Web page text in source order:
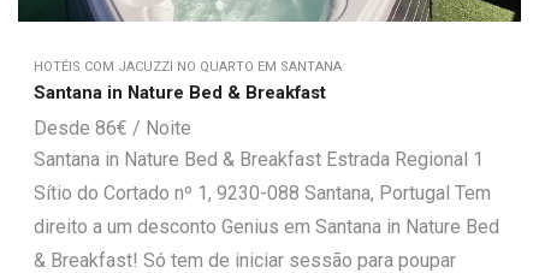
HOTÉIS COM JACUZZI NO QUARTO EM SANTANA
Santana in Nature Bed & Breakfast
86€
Santana in Nature Bed & Breakfast Estrada Regional 1
Sítio do Cortado nº 1, 9230-088 Santana, Portugal Tem
direito a um desconto Genius em Santana in Nature Bed
& Breakfast! Só tem de iniciar sessão para poupar